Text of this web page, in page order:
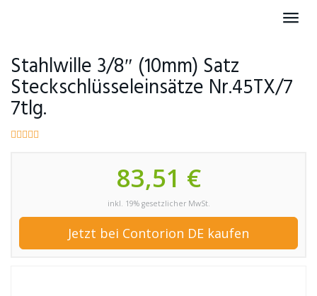
Stahlwille 3/8″ (10mm) Satz
Steckschlüsseleinsätze Nr.45TX/7
7tlg.
83,51 €
inkl. 19% gesetzlicher MwSt.
Jetzt bei Contorion DE kaufen